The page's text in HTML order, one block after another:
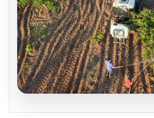
08.08.2026